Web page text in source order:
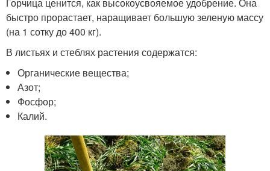
быстро прорастает, наращивает большую зеленую массу
(на 1 сотку до 400 кг).
В листьях и стеблях растения содержатся:
Органические вещества;
Азот;
Фосфор;
Калий.